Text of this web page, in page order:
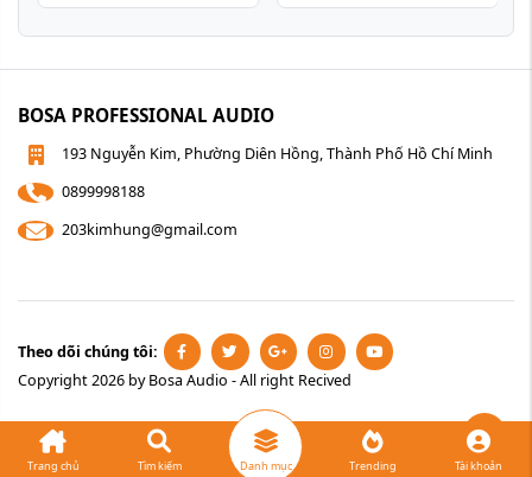
BOSA PROFESSIONAL AUDIO
193 Nguyễn Kim, Phường Diên Hồng, Thành Phố Hồ Chí Minh
0899998188
203kimhung@gmail.com
Theo dõi chúng tôi:
Copyright 2026 by Bosa Audio - All right Recived
Trang chủ Tìm kiếm Danh mục Trending Tài khoản